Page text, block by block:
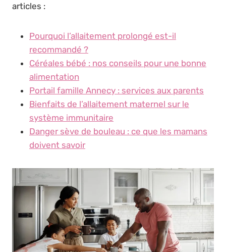
articles :
Pourquoi l’allaitement prolongé est-il
recommandé ?
Céréales bébé : nos conseils pour une bonne
alimentation
Portail famille Annecy : services aux parents
Bienfaits de l’allaitement maternel sur le
système immunitaire
Danger sève de bouleau : ce que les mamans
doivent savoir